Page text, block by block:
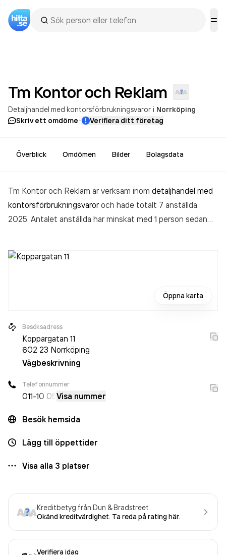
Tm Kontor och Reklam
Detaljhandel med kontorsförbrukningsvaror i Norrköping
Skriv ett omdöme· Verifiera ditt företag
Överblick Omdömen Bilder Bolagsdata
Tm Kontor och Reklam är verksam inom detaljhandel med
kontorsförbrukningsvaroroch hade totalt 7 anställda
2025. Antalet anställda har minskat med 1 person sedan
Reklamomsatte 27 482 000,00 kr
Öppna karta
Besöksadress
Koppargatan 11
602 23 Norrköping
Vägbeskrivning
Telefonnummer
011-10 05 Visa nummer
Besök hemsida
Lägg till öppettider
Visa alla 3 platser
Kreditbetyg från Dun & Bradstreet
Okänd kreditvärdighet. Ta reda på rating här.
Verifiera idag